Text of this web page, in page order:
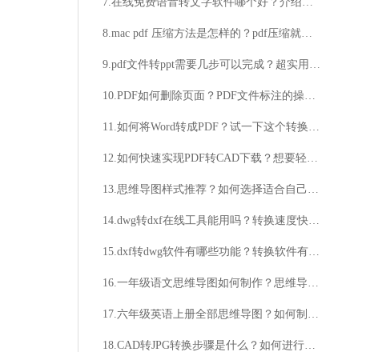
8.mac pdf 压缩方法是怎样的？pdf压缩就选用这些工具！
9.pdf文件转ppt需要几步可以完成？超实用PDF转换方法介绍
10.PDF如何删除页面？PDF文件标注的操作步骤
11.如何将Word转成PDF？试一下这个转换方法
12.如何快速实现PDF转CAD下载？想要轻松获取PDF转CAD下载？
13.思维导图样式推荐？如何选择适合自己的思维导图样式？
14.dwg转dxf在线工具能用吗？转换速度快吗？
15.dxf转dwg软件有哪些功能？转换软件有哪些特点？
16.一年级语文思维导图如何制作？思维导图对一年级语文有何帮助？
17.六年级英语上册全部思维导图？如何制作六年级英语上册全部思维导图？
18.CAD转JPG转换步骤是什么？如何进行转换？